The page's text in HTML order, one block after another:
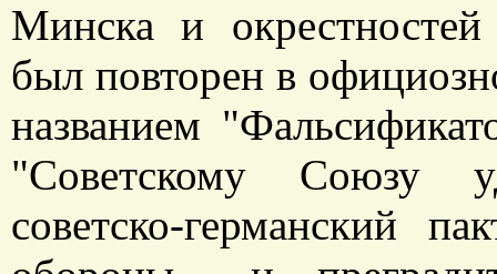
Минска и окрестностей
был повторен в
названием
"Советскому Союзу
советско-германский